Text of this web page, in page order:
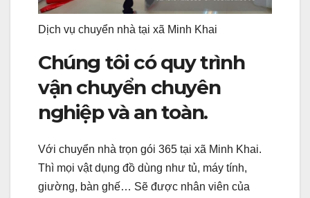
Dịch vụ chuyển nhà tại xã Minh Khai
Chúng tôi có quy trình
vận chuyển chuyên
nghiệp và an toàn.
Với chuyển nhà trọn gói 365 tại xã Minh Khai.
Thì mọi vật dụng đồ dùng như tủ, máy tính,
giường, bàn ghế… Sẽ được nhân viên của